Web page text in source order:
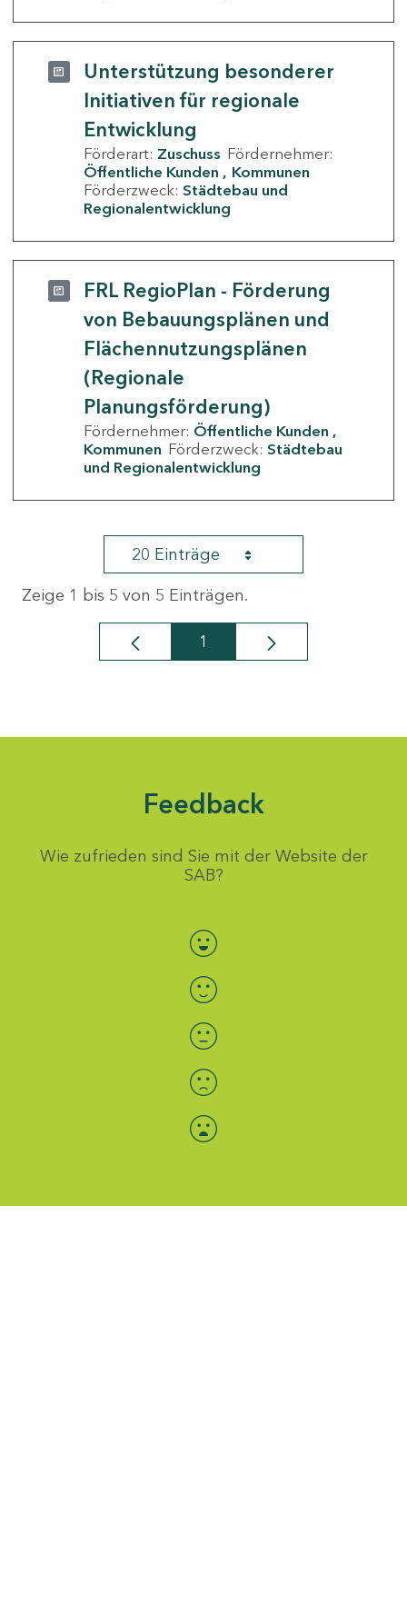
Unterstützung besonderer
Initiativen für regionale
Entwicklung
Förderart: Zuschuss Fördernehmer:
Öffentliche Kunden
Kommunen
Förderzweck: Städtebau und
Regionalentwicklung
FRL RegioPlan - Förderung
von Bebauungsplänen und
Flächennutzungsplänen
(Regionale
Planungsförderung)
Fördernehmer: Öffentliche Kunden
Kommunen Förderzweck: Städtebau
und Regionalentwicklung
20 Einträge
Zeige 1 bis 5 von 5 Einträgen.
Seite
1
Feedback
Wie zufrieden sind Sie mit der Website der
SAB?
Bewertung auswählen